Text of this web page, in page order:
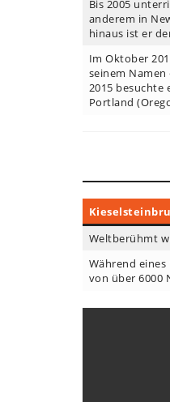
Bis 2005
anderem in
hinaus ist er
Im Oktober
seinem
2015 besuchte
Portland
Weltberühmt
Während
von über 6000